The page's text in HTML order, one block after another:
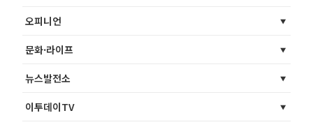
오피니언
문화·라이프
뉴스발전소
이투데이TV